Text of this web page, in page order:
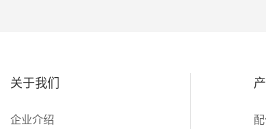
关于我们
企业介绍